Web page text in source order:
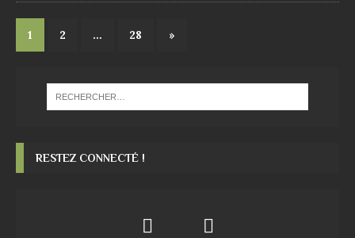
1 2 … 28 »
RESTEZ CONNECTÉ !